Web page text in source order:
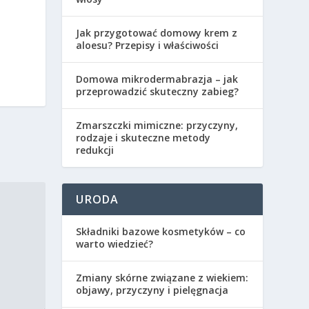
Jak przygotować domowy krem z
aloesu? Przepisy i właściwości
Domowa mikrodermabrazja – jak
przeprowadzić skuteczny zabieg?
Zmarszczki mimiczne: przyczyny,
rodzaje i skuteczne metody
redukcji
URODA
Składniki bazowe kosmetyków – co
warto wiedzieć?
Zmiany skórne związane z wiekiem:
objawy, przyczyny i pielęgnacja